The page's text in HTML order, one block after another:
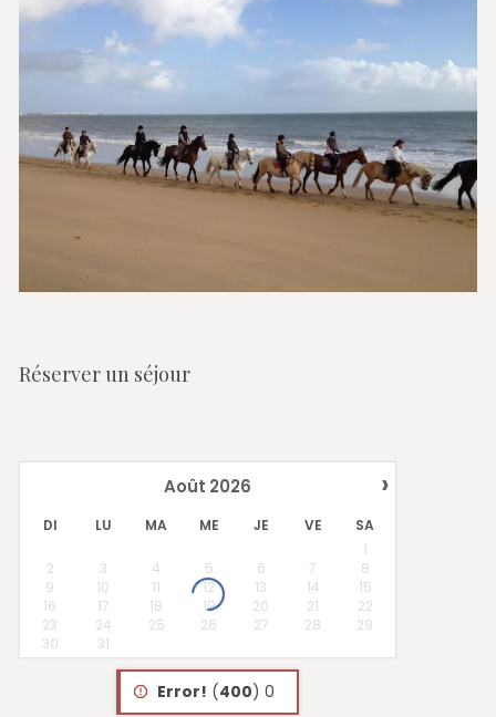
Réserver un séjour
›
Août 2026
DI LU MA ME JE VE
SA
1
2
3 4 5 6 7
8
9
10 11 12 13 14
15
16
17 18 19 20 21
22
23
24 25 26 27 28
29
30
31
Error! (400) 0